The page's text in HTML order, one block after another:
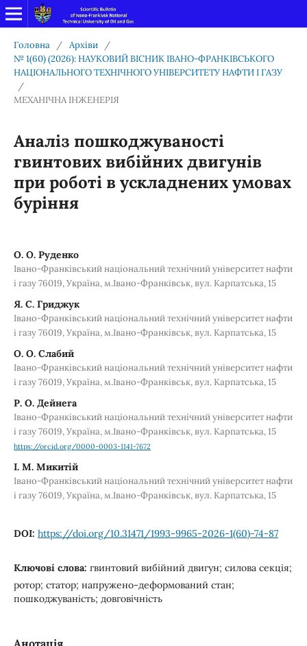
Головна / Архіви
/
№ 1(60) (2026): НАУКОВИЙ ВІСНИК ІВАНО-ФРАНКІВСЬКОГО
НАЦІОНАЛЬНОГО ТЕХНІЧНОГО УНІВЕРСИТЕТУ НАФТИ І ГАЗУ
/
МЕХАНІЧНА ІНЖЕНЕРІЯ
Аналіз пошкоджуваності
гвинтових вибійних двигунів
при роботі в ускладнених умовах
буріння
О. О. Руденко
Івано-Франківський національний технічний університет нафти
і газу 76019, Україна, м.Івано-Франківськ, вул. Карпатська, 15
Я. С. Гриджук
Івано-Франківський національний технічний університет нафти
і газу 76019, Україна, м.Івано-Франківськ, вул. Карпатська, 15
О. О. Слабий
Івано-Франківський національний технічний університет нафти
і газу 76019, Україна, м.Івано-Франківськ, вул. Карпатська, 15
Р. О. Дейнега
Івано-Франківський національний технічний університет нафти
і газу 76019, Україна, м.Івано-Франківськ, вул. Карпатська, 15
https://orcid.org/0000-0003-1141-7672
І. М. Микитій
Івано-Франківський національний технічний університет нафти
і газу 76019, Україна, м.Івано-Франківськ, вул. Карпатська, 15
DOI: https://doi.org/10.31471/1993-9965-2026-1(60)-74-87
Ключові слова: гвинтовий вибійний двигун; силова секція;
ротор; статор; напружено-деформований стан;
пошкоджуваність; довговічність